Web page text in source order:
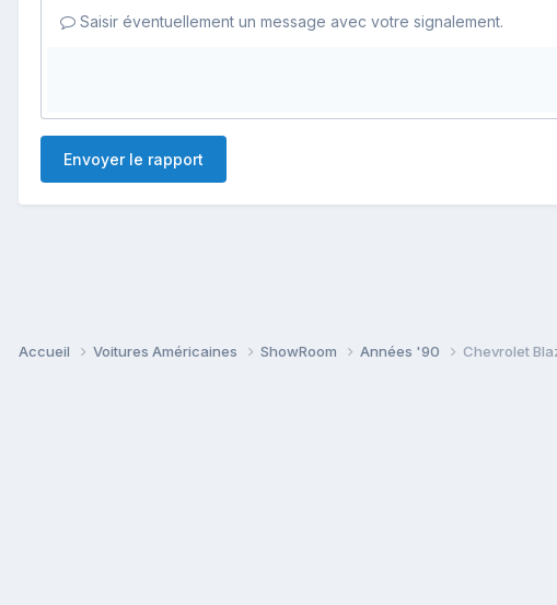
Saisir éventuellement un message avec votre signalement.
Envoyer le rapport
Accueil Voitures Américaines ShowRoom Années '90 Chevrolet